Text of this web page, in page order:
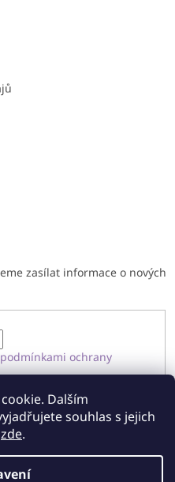
Dalším
souhlas s jejich
zde.
zasílat informace o nových
podmínkami ochrany
Shoptet